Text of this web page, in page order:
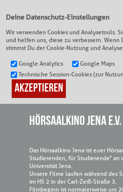
Deine Datenschutz-Einstellungen
Wir verwenden Cookies und Analysetools.
und helfen uns, diese zu verbessern. Wenn
stimmst Du der Cookie-Nutzung und
Google Analytics
Google Maps
Technische Session-Cookies (zur
DEIN KINO | HÖRSAALKINO JENA E.V. (UNI)
HÖRSAALKINO JENA
Das Hörsaalkino Jena ist euer
Studierenden, für Studierende“ an
Universität Jena.
Unsere Filme laufen während des
im HS 2 in der Carl-Zeiß-Straße 3.
Filmbeginn ist normalerweise um